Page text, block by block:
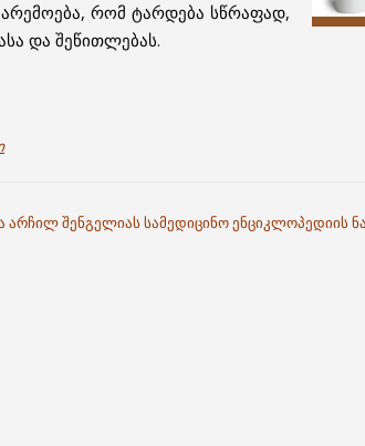
რომ ტარდება სწრაფად,
და შეწითლებას.
შენგელიას სამედიცინო ენციკლოპედიის